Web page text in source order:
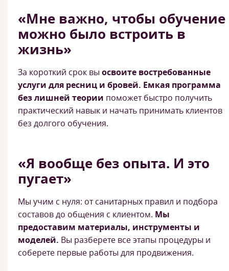
«Мне важно, чтобы обучение
можно было встроить в
жизнь»
За короткий срок вы освоите востребованные
услуги для ресниц и бровей. Емкая программа
без лишней теории поможет быстро получить
практический навык и начать принимать клиентов
без долгого обучения.
«Я вообще без опыта. И это
пугает»
Мы учим с нуля: от санитарных правил и подбора
составов до общения с клиентом. Мы
предоставим материалы, инструменты и
моделей. Вы разберете все этапы процедуры и
соберете первые работы для продвижения.